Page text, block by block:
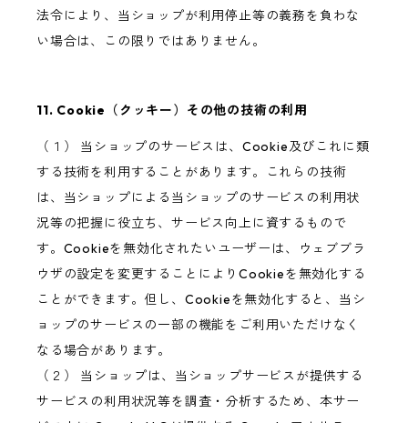
法令により、当ショップが利用停止等の義務を負わな
い場合は、この限りではありません。
11. Cookie（クッキー）その他の技術の利用
（１） 当ショップのサービスは、Cookie及びこれに類
する技術を利用することがあります。これらの技術
は、当ショップによる当ショップのサービスの利用状
況等の把握に役立ち、サービス向上に資するもので
す。Cookieを無効化されたいユーザーは、ウェブブラ
ウザの設定を変更することによりCookieを無効化する
ことができます。但し、Cookieを無効化すると、当シ
ョップのサービスの一部の機能をご利用いただけなく
なる場合があります。
（２） 当ショップは、当ショップサービスが提供する
サービスの利用状況等を調査・分析するため、本サー